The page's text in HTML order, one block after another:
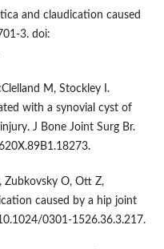
and claudication caused
3. doi:
M, Stockley I.
with a synovial cyst of
J Bone Joint Surg Br.
Zubkovsky O, Ott Z,
caused by a hip joint
0301-1526.36.3.217.